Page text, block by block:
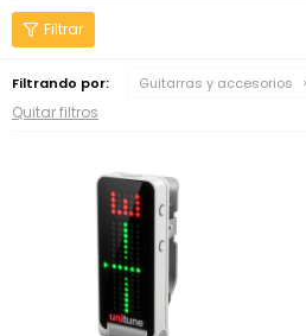
Filtrando por: Guitarras y accesorios
Quitar filtros